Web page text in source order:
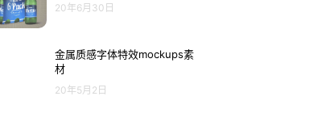
20年6月30日
金属质感字体特效mockups素
材
20年5月2日